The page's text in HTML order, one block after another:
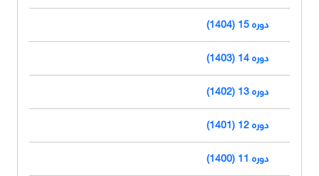
دوره 15 (1404)
دوره 14 (1403)
دوره 13 (1402)
دوره 12 (1401)
دوره 11 (1400)